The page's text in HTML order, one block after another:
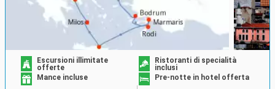
Escursioni illimitate
offerte
Ristoranti di specialità
inclusi
Mance incluse
Pre-notte in hotel offerta